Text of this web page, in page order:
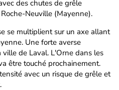
des chutes de grêle
Neuville (Mayenne).
se multiplient sur un axe allant
Une forte averse
de Laval. L'Orne dans les
être touché prochainement.
avec un risque de grêle et